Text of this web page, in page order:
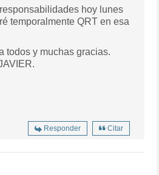
hoy lunes
temporalmente QRT en esa
todos y muchas gracias.
Responder Citar